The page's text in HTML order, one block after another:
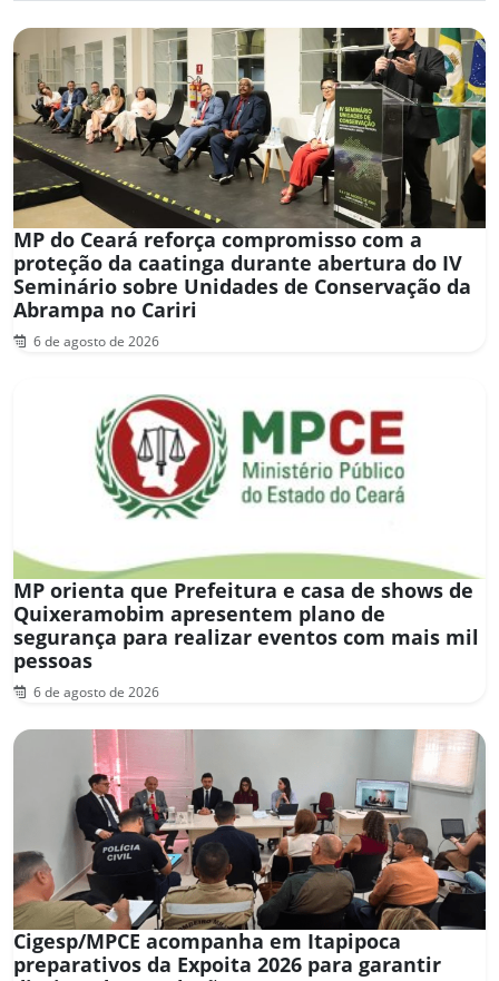
MP do Ceará reforça compromisso com a
proteção da caatinga durante abertura do IV
Seminário sobre Unidades de Conservação da
Abrampa no Cariri
6 de agosto de 2026
MP orienta que Prefeitura e casa de shows de
Quixeramobim apresentem plano de
segurança para realizar eventos com mais mil
pessoas
6 de agosto de 2026
Cigesp/MPCE acompanha em Itapipoca
preparativos da Expoita 2026 para garantir